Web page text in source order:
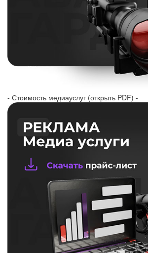
- Стоимость медиауслуг (открыть PDF) -